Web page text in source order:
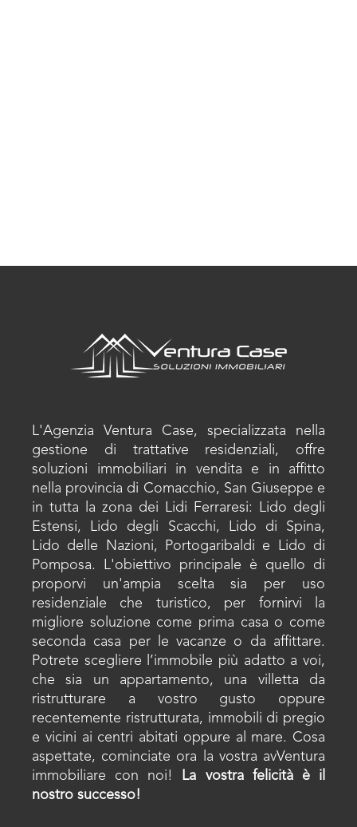
L'Agenzia Ventura Case, specializzata nella
gestione di trattative residenziali, offre
soluzioni immobiliari in vendita e in affitto
nella provincia di Comacchio, San Giuseppe e
in tutta la zona dei Lidi Ferraresi: Lido degli
Estensi, Lido degli Scacchi, Lido di Spina,
Lido delle Nazioni, Portogaribaldi e Lido di
Pomposa. L'obiettivo principale è quello di
proporvi un'ampia scelta sia per uso
residenziale che turistico, per fornirvi la
migliore soluzione come prima casa o come
seconda casa per le vacanze o da affittare.
Potrete scegliere l’immobile più adatto a voi,
che sia un appartamento, una villetta da
ristrutturare a vostro gusto oppure
recentemente ristrutturata, immobili di pregio
e vicini ai centri abitati oppure al mare. Cosa
aspettate, cominciate ora la vostra avVentura
immobiliare con noi!
La vostra felicità è il
nostro successo!